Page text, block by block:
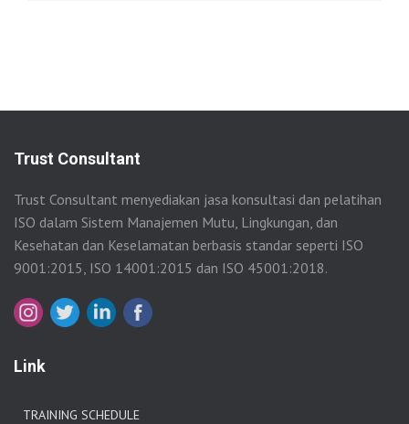
Trust Consultant
Trust Consultant menyediakan jasa konsultasi dan pelatihan
ISO dalam Sistem Manajemen Mutu, Lingkungan, dan
Kesehatan dan Keselamatan berbasis standar seperti ISO
9001:2015, ISO 14001:2015 dan ISO 45001:2018.
Link
TRAINING SCHEDULE